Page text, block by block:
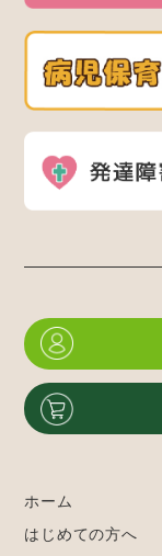
ホーム
はじめての方へ